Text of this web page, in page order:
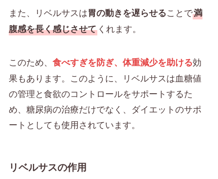
また、リベルサスは胃の動きを遅らせることで満
腹感を長く感じさせてくれます。
このため、 食べすぎを防ぎ、体重減少を助ける効
果もあります。このように、リベルサスは血糖値
の管理と食欲のコントロールをサポートするた
め、糖尿病の治療だけでなく、ダイエットのサポ
ートとしても使用されています。
リベルサスの作用